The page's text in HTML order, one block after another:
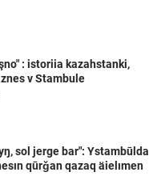
: istoriia kazahstanki,
v Stambule
sol jerge bar": Ystambūlda
qūrǧan qazaq äielımen